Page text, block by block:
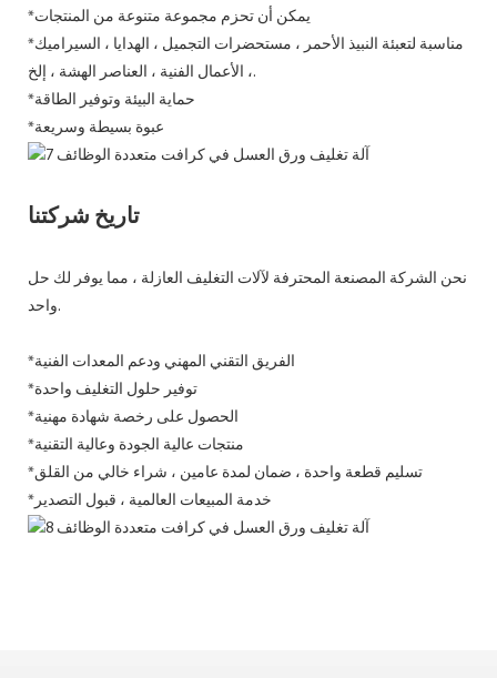
*يمكن أن تحزم مجموعة متنوعة من المنتجات
*مناسبة لتعبئة النبيذ الأحمر ، مستحضرات التجميل ، الهدايا ، السيراميك
، الأعمال الفنية ، العناصر الهشة ، إلخ.
*حماية البيئة وتوفير الطاقة
*عبوة بسيطة وسريعة
تاريخ شركتنا
نحن الشركة المصنعة المحترفة لآلات التغليف العازلة ، مما يوفر لك حل
واحد.
*الفريق التقني المهني ودعم المعدات الفنية
*توفير حلول التغليف واحدة
*الحصول على رخصة شهادة مهنية
*منتجات عالية الجودة وعالية التقنية
*تسليم قطعة واحدة ، ضمان لمدة عامين ، شراء خالي من القلق
*خدمة المبيعات العالمية ، قبول التصدير